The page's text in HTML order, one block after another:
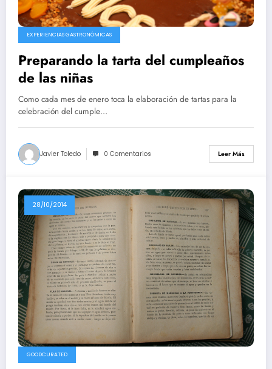
EXPERIENCIAS GASTRONÓMICAS
Preparando la tarta del cumpleaños
de las niñas
Como cada mes de enero toca la elaboración de tartas para la
celebración del cumple…
Javier Toledo 0 Comentarios Leer Más
28/10/2014
GOODCURATED